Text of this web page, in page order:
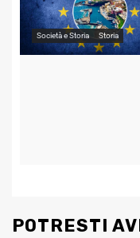
Società e Storia Storia
POTRESTI